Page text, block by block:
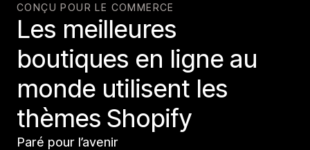
CONÇU POUR LE COMMERCE
Les meilleures
boutiques en ligne au
monde utilisent les
thèmes Shopify
Paré pour l’avenir